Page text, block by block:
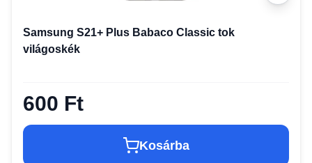
Samsung S21+ Plus Babaco Classic tok
világoskék
600 Ft
Kosárba